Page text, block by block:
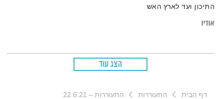
התיכון ועד לארץ האש
אודיו
הצג עוד
דף הבית התעוררות התעוררות – 22.6.21